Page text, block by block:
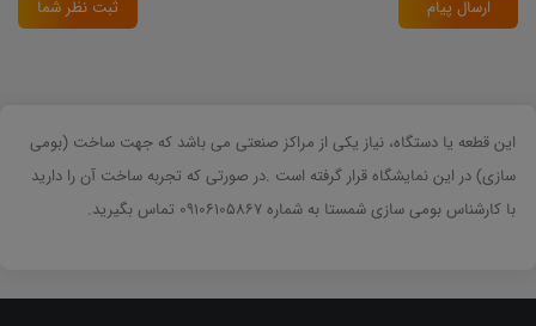
ارسال پیام ثبت نظر شما
این قطعه یا دستگاه، نیاز یکی از مراکز صنعتی می باشد که جهت ساخت (بومی
سازی) در این نمایشگاه قرار گرفته است .در صورتی که تجربه ساخت آن را دارید
با کارشناس بومی سازی شمستا به شماره 09106105867 تماس بگیرید.